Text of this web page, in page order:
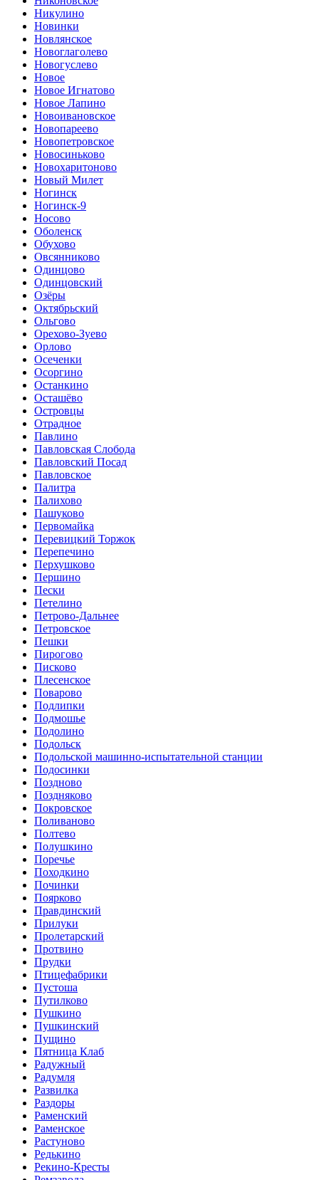
Никулино
Новинки
Новлянское
Новоглаголево
Новогуслево
Новое
Новое Игнатово
Новое Лапино
Новоивановское
Новопареево
Новопетровское
Новосиньково
Новохаритоново
Новый Милет
Ногинск
Ногинск-9
Носово
Оболенск
Обухово
Овсянниково
Одинцово
Одинцовский
Озёры
Октябрьский
Ольгово
Орехово-Зуево
Орлово
Осеченки
Осоргино
Останкино
Осташёво
Островцы
Отрадное
Павлино
Павловская Слобода
Павловский Посад
Павловское
Палитра
Палихово
Пашуково
Первомайка
Перевицкий Торжок
Перепечино
Перхушково
Першино
Пески
Петелино
Петрово-Дальнее
Петровское
Пешки
Пирогово
Писково
Плесенское
Поварово
Подлипки
Подмошье
Подолино
Подольск
Подольской машинно-испытательной станции
Подосинки
Поздново
Поздняково
Покровское
Поливаново
Полтево
Полушкино
Поречье
Походкино
Починки
Поярково
Правдинский
Прилуки
Пролетарский
Протвино
Прудки
Птицефабрики
Пустоша
Путилково
Пушкино
Пушкинский
Пущино
Пятница Клаб
Радужный
Радумля
Развилка
Раздоры
Раменский
Раменское
Растуново
Редькино
Рекино-Кресты